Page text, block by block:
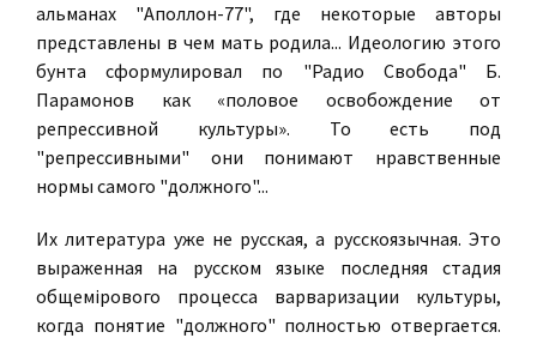
альманах "Аполлон-77", где некоторые авторы
представлены в чем мать родила... Идеологию этого
бунта сформулировал по "Радио Свобода" Б.
Парамонов как «половое освобождение от
репрессивной культуры». То есть под
"репрессивными" они понимают нравственные
нормы самого "должного"...
Их литература уже не русская, а русскоязычная. Это
выраженная на русском языке последняя стадия
общемiрового процесса варваризации культуры,
когда понятие "должного" полностью отвергается.